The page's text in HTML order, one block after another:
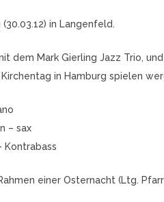
in Langenfeld.
dem Mark Gierling Jazz Trio,
in Hamburg spielen
– sax
Kontrabass
einer Osternacht (Ltg.